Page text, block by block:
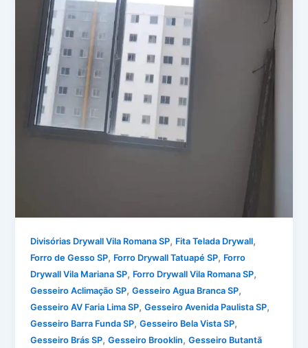
Divisórias Drywall Vila Romana SP, Fita Telada Drywall,
Forro de Gesso SP, Forro Drywall Tatuapé SP, Forro
Drywall Vila Mariana SP, Forro Drywall Vila Romana SP,
Gesseiro Aclimação SP,Gesseiro Agua Branca SP,
Gesseiro AV Faria Lima SP,Gesseiro Avenida Paulista SP,
Gesseiro Barra Funda SP,Gesseiro Bela Vista SP,
Gesseiro Brás SP,Gesseiro Brooklin,Gesseiro Butantã